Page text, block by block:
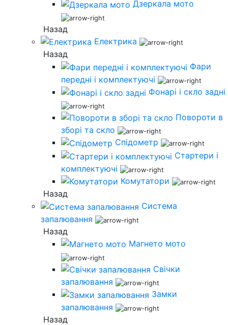
Дзеркала мото
Назад
Електрика
Назад
Фари
передні і комплектуючі
Фонарі і скло задні
Повороти в
зборі та скло
Спідометр
Стартери і
комплектуючі
Комутатори
Назад
Система
запалювання
Назад
Магнето мото
Свічки
запалювання
Замки
запалювання
Назад